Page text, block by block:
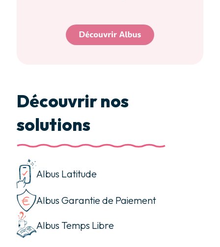
Découvrir nos
solutions
Albus Latitude
Albus Garantie de Paiement
Albus Temps Libre